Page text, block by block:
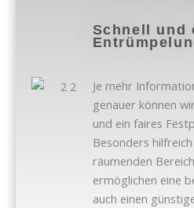
Schnell und
Je mehr
genauer können
und ein faires
Besonders
räumenden
ermöglichen eine
auch einen